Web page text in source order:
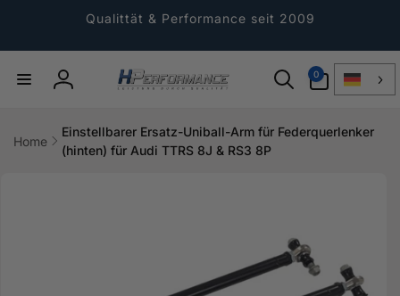
Qualittät & Performance seit 2009
Einloggen
0
Artikel
Home
Einstellbarer Ersatz-Uniball-Arm für Federquerlenker
(hinten) für Audi TTRS 8J & RS3 8P